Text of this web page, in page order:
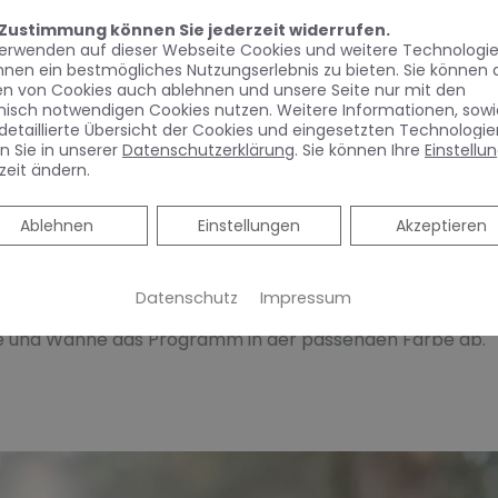
anspruchsvolle Badplanungen
steht HANSAVANTIS STYLEzur Verfügung. Die
Erscheinung. In fünf Optionen und den vier
Black lässt sie sich perfekt in anspruchsvolle
Blickfang oder perfekt integrierter Begleiter eines
Generation der HANSA 3.0 Kartusche für eine
mit ihrer Vielseitigkeit. Neben
Variante und der freistehenden Standarmatur runden
Wanne das Programm in der passenden Farbe ab.
können Sie jederzeit widerrufen.
auf dieser Webseite Cookies und weitere
ein bestmögliches Nutzungserlebnis zu bieten. Sie können
von Cookies auch ablehnen und unsere Seite nur mit den
notwendigen Cookies nutzen. Weitere Informationen,
Übersicht der Cookies und eingesetzten
Sie in unserer Datenschutzerklärung. Sie können Ihre
ändern.
Akzeptieren
Einstellungen
Ablehnen
Ablehnen
Datenschutz Impressum